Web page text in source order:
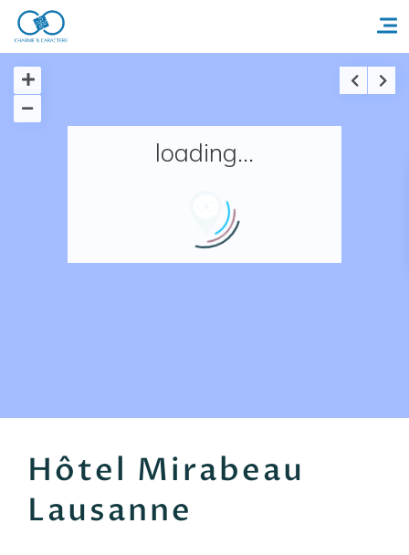
Accueil
Nos adresses en France
loading...
Hôtel Mirabeau
Lausanne